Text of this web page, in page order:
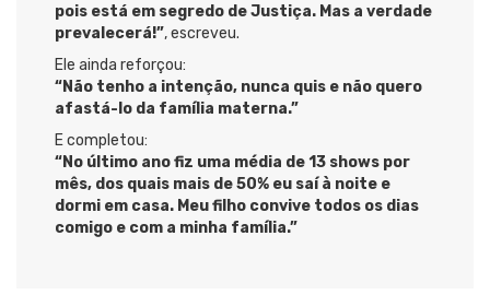
pois está em segredo de Justiça. Mas a verdade
prevalecerá!”, escreveu.
Ele ainda reforçou:
“Não tenho a intenção, nunca quis e não quero
afastá-lo da família materna.”
E completou:
“No último ano fiz uma média de 13 shows por
mês, dos quais mais de 50% eu saí à noite e
dormi em casa. Meu filho convive todos os dias
comigo e com a minha família.”